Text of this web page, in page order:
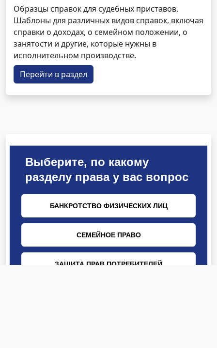
Образцы справок для судебных приставов.
Шаблоны для различных видов справок, включая
справки о доходах, о семейном положении, о
занятости и другие, которые нужны в
исполнительном производстве.
Перейти в раздел